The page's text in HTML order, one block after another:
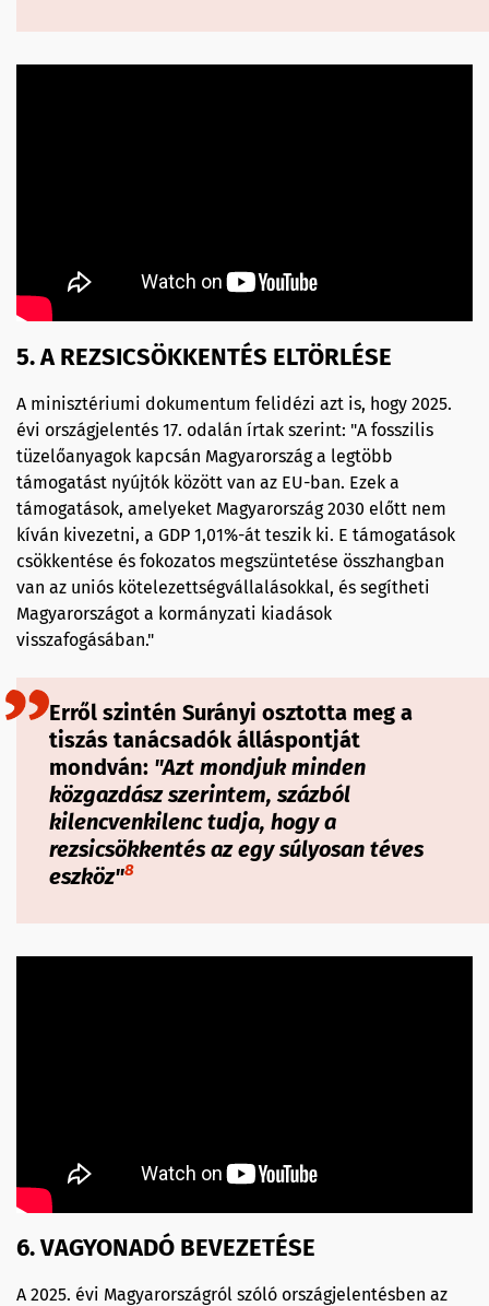
5. A REZSICSÖKKENTÉS ELTÖRLÉSE
A minisztériumi dokumentum felidézi azt is, hogy 2025.
évi országjelentés 17. odalán írtak szerint: "A fosszilis
tüzelőanyagok kapcsán Magyarország a legtöbb
támogatást nyújtók között van az EU-ban. Ezek a
támogatások, amelyeket Magyarország 2030 előtt nem
kíván kivezetni, a GDP 1,01%-át teszik ki. E támogatások
csökkentése és fokozatos megszüntetése összhangban
van az uniós kötelezettségvállalásokkal, és segítheti
Magyarországot a kormányzati kiadások
visszafogásában."
Erről szintén Surányi osztotta meg a
tiszás tanácsadók álláspontját
mondván: "Azt mondjuk minden
közgazdász szerintem, százból
kilencvenkilenc tudja, hogy a
rezsicsökkentés az egy súlyosan téves
eszköz"8
6. VAGYONADÓ BEVEZETÉSE
A 2025. évi Magyarországról szóló országjelentésben az